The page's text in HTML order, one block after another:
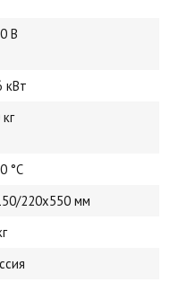
В
кВт
°С
220x550 мм